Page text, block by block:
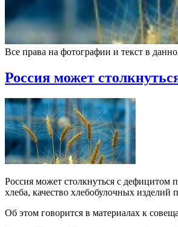
Все права на фотографии и текст в
Россия может
Россия может столкнуться с
хлеба, качество хлебобулочных изделий
Об этом говорится в материалах к